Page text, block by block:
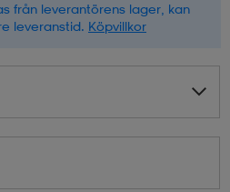
från leverantörens lager, kan
leveranstid. Köpvillkor